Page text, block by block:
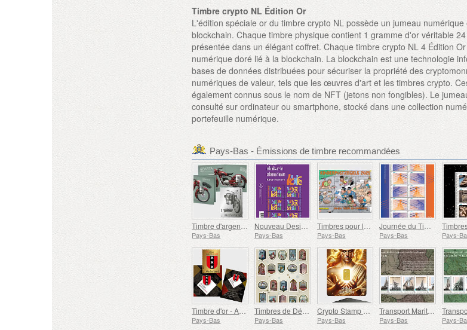
Timbre crypto NL Édition Or
L'édition spéciale or du timbre crypto NL possède un jumeau
blockchain. Chaque timbre physique contient 1 gramme d'or véritable
présentée dans un élégant coffret. Chaque timbre crypto NL 4 Édition
numérique doré lié à la blockchain. La blockchain est une technologie
bases de données distribuées pour sécuriser la propriété des
numériques de valeur, tels que les œuvres d'art et les timbres crypto.
également connus sous le nom de NFT (jetons non fongibles). Le
consulté sur ordinateur ou smartphone, stocké dans une collection
portefeuille numérique.
Pays-Bas - Émissions de timbre recommandées
Timbre d'argent - Marques de Motos Néerlandaises - Sparta 1950
Pays-Bas
Nouveau Design Néerlandais - Danse
Pays-Bas
Timbres pour la Protection de l'enfance
Pays-Bas
Journée du Timbre
Pays-Bas Pays-
Timbre d'or - Amsterdam 750 Ans
Pays-Bas
Timbres de Décembre
Pays-Bas
Crypto Stamp Édition Or
Pays-Bas
Transport Maritime aux XVIIe et XVIIIe Siècles – Transport de Tourbe
Pays-Bas Pays-